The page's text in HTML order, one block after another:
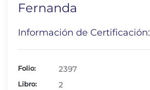
Fernanda
Información de Certificación:
Folio: 2397
Libro: 2